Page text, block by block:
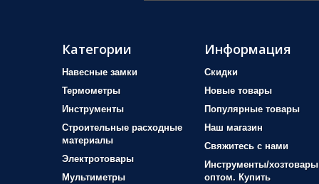
Категории
Навесные замки
Термометры
Инструменты
Строительные расходные
материалы
Электротовары
Мультиметры
Информация
Скидки
Новые товары
Популярные товары
Наш магазин
Свяжитесь с нами
Инструменты/хозтовары
оптом. Купить